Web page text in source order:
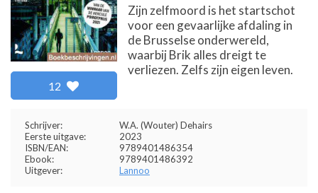
12
Zijn zelfmoord is het startschot
voor een gevaarlijke afdaling in
de Brusselse onderwereld,
waarbij Brik alles dreigt te
verliezen. Zelfs zijn eigen leven.
Schrijver:
W.A. (Wouter) Dehairs
Eerste uitgave:
2023
ISBN/EAN:
9789401486354
Ebook:
9789401486392
Uitgever:
Lannoo